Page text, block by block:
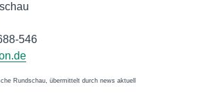
546
Rundschau, übermittelt durch news aktuell